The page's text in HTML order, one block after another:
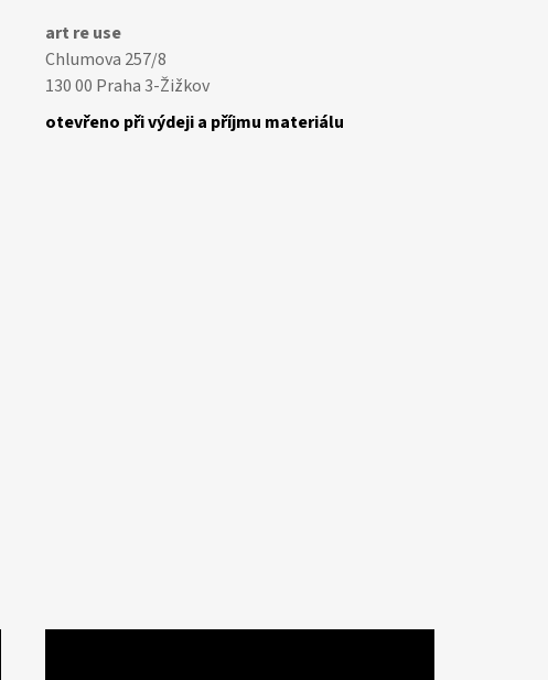
art re use
Chlumova 257/8
130 00 Praha 3-Žižkov
otevřeno při výdeji a příjmu materiálu